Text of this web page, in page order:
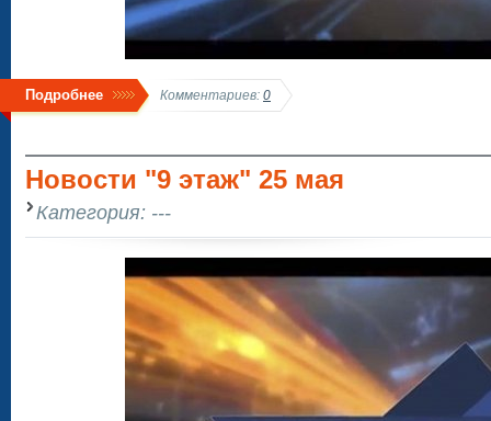
Подробнее Комментариев: 0
Новости "9 этаж" 25 мая
Категория: ---